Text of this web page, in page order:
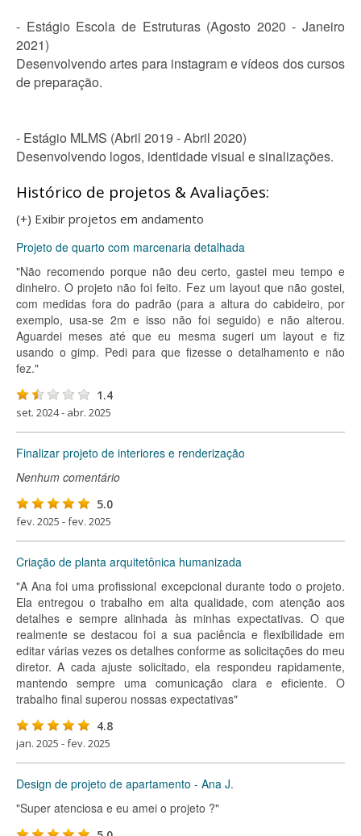
- Estágio Escola de Estruturas (Agosto 2020 - Janeiro
2021)
Desenvolvendo artes para instagram e vídeos dos cursos
de preparação.
- Estágio MLMS (Abril 2019 - Abril 2020)
Desenvolvendo logos, identidade visual e sinalizações.
Histórico de projetos & Avaliações:
(+) Exibir projetos em andamento
Projeto de quarto com marcenaria detalhada
"Não recomendo porque não deu certo, gastei meu tempo e
dinheiro. O projeto não foi feito. Fez um layout que não gostei,
com medidas fora do padrão (para a altura do cabideiro, por
exemplo, usa-se 2m e isso não foi seguido) e não alterou.
Aguardei meses até que eu mesma sugeri um layout e fiz
usando o gimp. Pedi para que fizesse o detalhamento e não
fez."
1.4
set. 2024 - abr. 2025
Finalizar projeto de interiores e renderização
Nenhum comentário
5.0
fev. 2025 - fev. 2025
Criação de planta arquitetônica humanizada
"A Ana foi uma profissional excepcional durante todo o projeto.
Ela entregou o trabalho em alta qualidade, com atenção aos
detalhes e sempre alinhada às minhas expectativas. O que
realmente se destacou foi a sua paciência e flexibilidade em
editar várias vezes os detalhes conforme as solicitações do meu
diretor. A cada ajuste solicitado, ela respondeu rapidamente,
mantendo sempre uma comunicação clara e eficiente. O
trabalho final superou nossas expectativas"
4.8
jan. 2025 - fev. 2025
Design de projeto de apartamento - Ana J.
"Super atenciosa e eu amei o projeto ?"